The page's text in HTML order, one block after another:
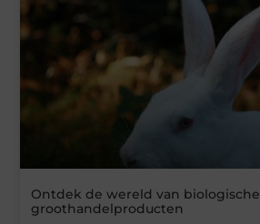
Ontdek de wereld van biologische
groothandelproducten